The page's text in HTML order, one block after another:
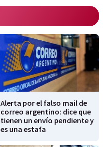
Alerta por el falso mail de
correo argentino: dice que
tienen un envío pendiente y
es una estafa